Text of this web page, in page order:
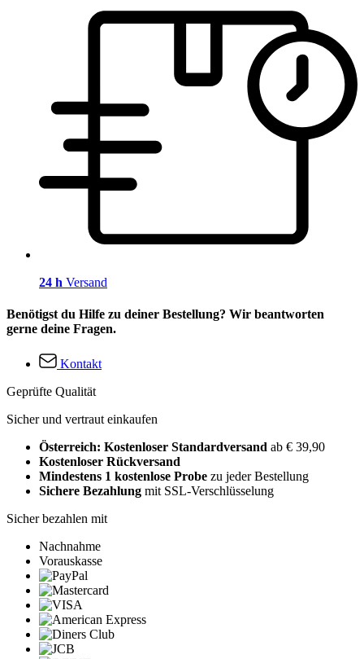
24 h Versand
Benötigst du Hilfe zu deiner Bestellung? Wir beantworten
gerne deine Fragen.
Kontakt
Geprüfte Qualität
Sicher und vertraut einkaufen
Österreich: Kostenloser Standardversand ab € 39,90
Kostenloser Rückversand
Mindestens 1 kostenlose Probe zu jeder Bestellung
Sichere Bezahlung mit SSL-Verschlüsselung
Sicher bezahlen mit
Nachnahme
Vorauskasse